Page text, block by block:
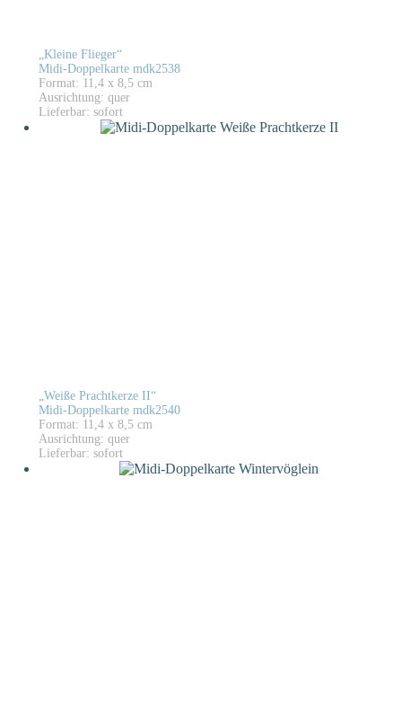
„Kleine Flieger“
Midi-Doppelkarte mdk2538
Format: 11,4 x 8,5 cm
Ausrichtung: quer
Lieferbar: sofort
„Weiße Prachtkerze II“
Midi-Doppelkarte mdk2540
Format: 11,4 x 8,5 cm
Ausrichtung: quer
Lieferbar: sofort